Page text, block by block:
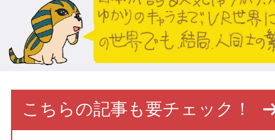
こちらの記事も要チェック！